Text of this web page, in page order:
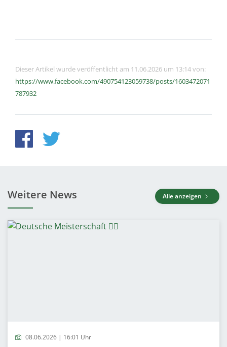
Dieser Artikel wurde veröffentlicht am 11.06.2026 um 13:14 von:
https://www.facebook.com/490754123059738/posts/1603472071
787932
Weitere News Alle anzeigen
08.06.2026 | 16:01 Uhr